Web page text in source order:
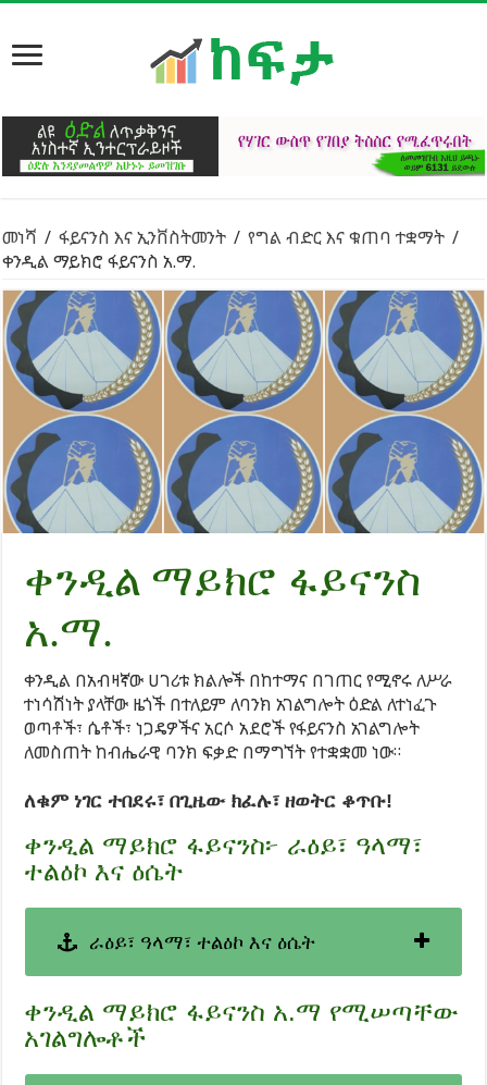
መነሻ / ፋይናንስ እና ኢንቨስትመንት / የግል ብድር እና ቁጠባ ተቋማት /
ቀንዲል ማይክሮ ፋይናንስ አ.ማ.
ቀንዲል ማይክሮ ፋይናንስ
አ.ማ.
ቀንዲል በአብዛኛው ሀገሪቱ ክልሎች በከተማና በገጠር የሚኖሩ ለሥራ
ተነሳሽነት ያላቸው ዜጎች በተለይም ለባንክ አገልግሎት ዕድል ለተነፈጉ
ወጣቶች፣ ሴቶች፣ ነጋዴዎችና አርሶ አደሮች የፋይናንስ አገልግሎት
ለመስጠት ከብሔራዊ ባንክ ፍቃድ በማግኘት የተቋቋመ ነው።
ለቁም ነገር ተበደሩ፣ በጊዜው ክፈሉ፣ ዘወትር ቆጥቡ!
ቀንዲል ማይክሮ ፋይናንስ፦ ራዕይ፣ ዓላማ፣
ተልዕኮ እና ዕሴት
ራዕይ፣ ዓላማ፣ ተልዕኮ እና ዕሴት
ቀንዲል ማይክሮ ፋይናንስ አ.ማ የሚሠጣቸው
አገልግሎቶች